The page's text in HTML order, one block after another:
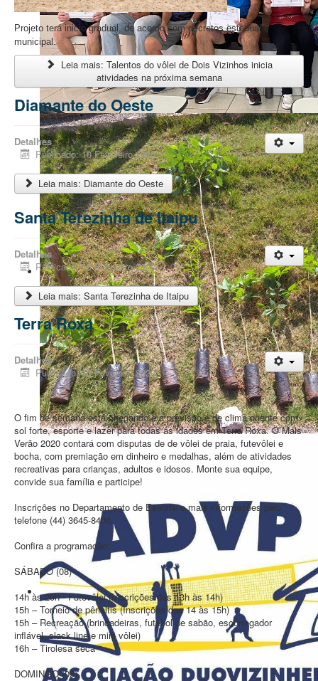
Clinica dos Fundamentos do Voleibol
Meio ambiente
Semana do dia da árvore
Projeto terá inicio gradual, de acordo com decretos estadual e
municipal.
Leia mais: Talentos do vôlei de Dois Vizinhos inicia
atividades na próxima semana
Diamante do Oeste
Detalhes
Publicado: 10 Fevereiro 2020
Leia mais: Diamante do Oeste
Santa Terezinha de Itaipu
Detalhes
Publicado: 10 Fevereiro 2020
Leia mais: Santa Terezinha de Itaipu
Terra Roxa
Detalhes
Publicado: 10 Fevereiro 2020
O fim de semana está chegando e a previsão é de clima quente com
sol forte, esporte e lazer para todas as idades em Terra Roxa. O Mais
Verão 2020 contará com disputas de de vôlei de praia, futevôlei e
bocha, com premiação em dinheiro e medalhas, além de atividades
recreativas para crianças, adultos e idosos. Monte sua equipe,
convide sua família e participe!
Inscrições no Departamento de Esportee mais informações pelo
telefone (44) 3645-8406.
Confira a programação:
SÁBADO (08)
14h às 20h - Futevôlei (Inscrições das 13h às 14h)
15h – Torneio de pênaltis (Inscrições das 14 às 15h)
15h – Recreação (brincadeiras, futebol de sabão, escorregador
inflável, slack line e mini vôlei)
16h – Tirolesa seca
DOMINGO (09)